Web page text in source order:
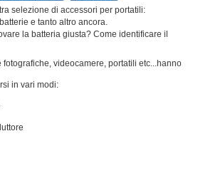
selezione di accessori per portatili:
e tanto altro ancora.
la batteria giusta? Come identificare il
videocamere, portatili etc...hanno
in vari modi: